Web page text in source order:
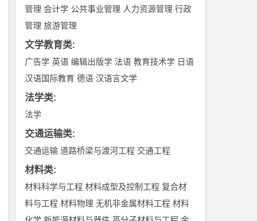
管理 会计学 公共事业管理 人力资源管理 行政
管理 旅游管理
文学教育类:
广告学 英语 编辑出版学 法语 教育技术学 日语
汉语国际教育 德语 汉语言文学
法学类:
法学
交通运输类:
交通运输 道路桥梁与渡河工程 交通工程
材料类:
材料科学与工程 材料成型及控制工程 复合材
料与工程 材料物理 无机非金属材料工程 材料